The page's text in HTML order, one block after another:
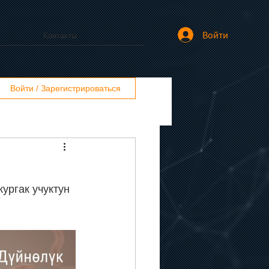
Контакты Войти
Войти / Зарегистрироваться
учуктун